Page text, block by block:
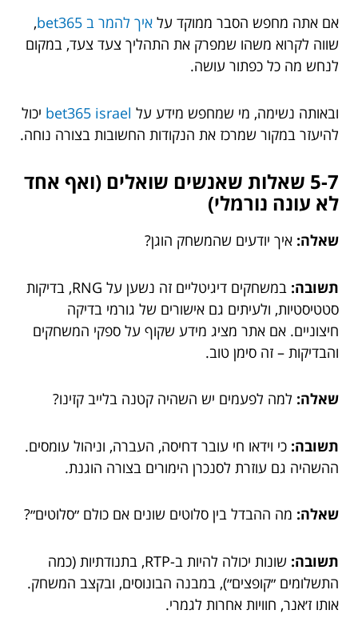
אם אתה מחפש הסבר ממוקד על איך להמר ב bet365
,
שווה לקרוא משהו שמפרק את התהליך צעד צעד, במקום
לנחש מה כל כפתור עושה.
ובאותה נשימה, מי שמחפש מידע על bet365 israel יכול
להיעזר במקור שמרכז את הנקודות החשובות בצורה נוחה.
5-7 שאלות שאנשים שואלים (ואף אחד
לא עונה נורמלי)
שאלה: איך יודעים שהמשחק הוגן?
תשובה:
במשחקים דיגיטליים זה נשען על RNG, בדיקות
סטטיסטיות, ולעיתים גם אישורים של גורמי בדיקה
חיצוניים. אם אתר מציג מידע שקוף על ספקי המשחקים
והבדיקות – זה סימן טוב.
שאלה: למה לפעמים יש השהיה קטנה בלייב קזינו?
תשובה: כי וידאו חי עובר דחיסה, העברה, וניהול עומסים.
ההשהיה גם עוזרת לסנכרן הימורים בצורה הוגנת.
שאלה: מה ההבדל בין סלוטים שונים אם כולם ״סלוטים״?
תשובה:
שונות יכולה להיות ב-RTP, בתנודתיות (כמה
התשלומים ״קופצים״), במבנה הבונוסים, ובקצב המשחק.
אותו ז׳אנר, חוויות אחרות לגמרי.